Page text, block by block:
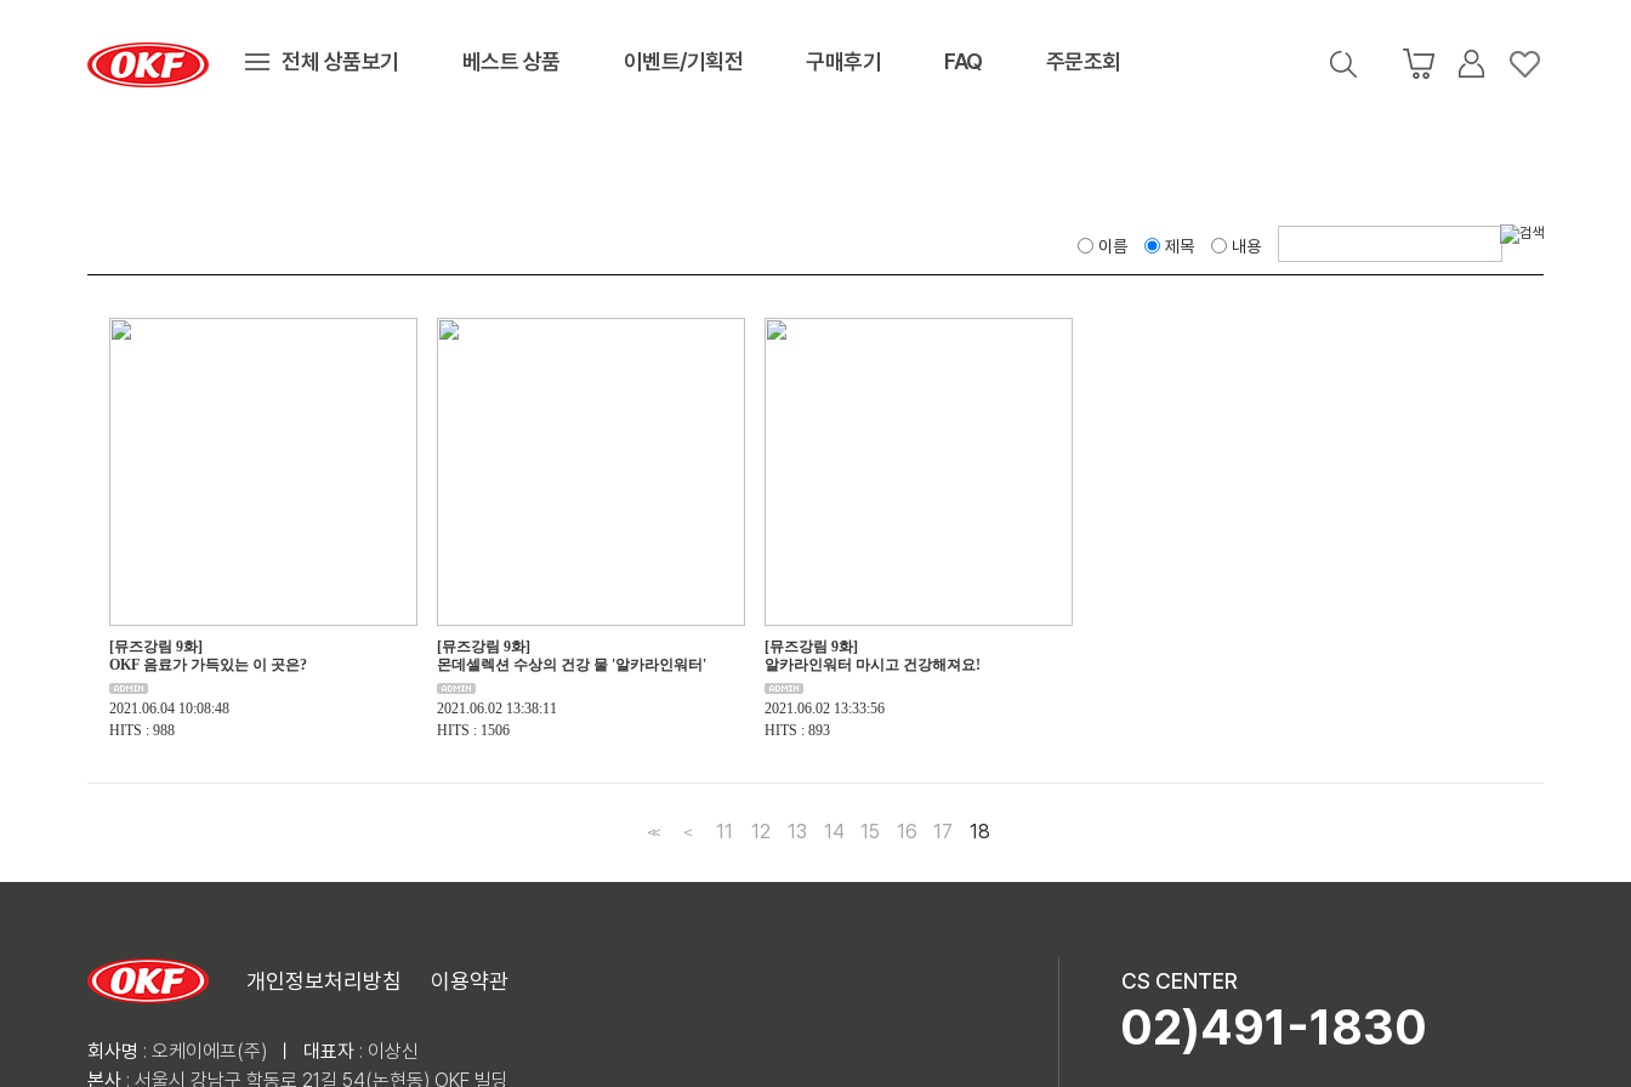
전체 상품보기 베스트 상품 이벤트/기획전 구매후기 FAQ 주문조회
이름 제목 내용
[뮤즈강림 9화]
OKF 음료가 가득있는 이 곳은?
2021.06.04 10:08:48
HITS : 988
[뮤즈강림 9화]
몬데셀렉션 수상의 건강 물 '알카라인워터'
2021.06.02 13:38:11
HITS : 1506
[뮤즈강림 9화]
알카라인워터 마시고 건강해져요!
2021.06.02 13:33:56
HITS : 893
<< < 11 12 13 14 15 16 17 18
개인정보처리방침 이용약관
회사명 : 오케이에프(주) ㅣ 대표자 : 이상신
본사 : 서울시 강남구 학동로 21길 54(논현동) OKF 빌딩
CS CENTER
02)491-1830